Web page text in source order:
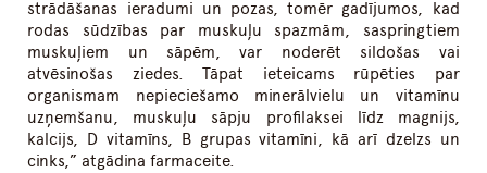
strādāšanas ieradumi un pozas, tomēr gadījumos, kad
rodas sūdzības par muskuļu spazmām, saspringtiem
muskuļiem un sāpēm, var noderēt sildošas vai
atvēsinošas ziedes. Tāpat ieteicams rūpēties par
organismam nepieciešamo minerālvielu un vitamīnu
uzņemšanu, muskuļu sāpju profilaksei līdz magnijs,
kalcijs, D vitamīns, B grupas vitamīni, kā arī dzelzs un
cinks,” atgādina farmaceite.